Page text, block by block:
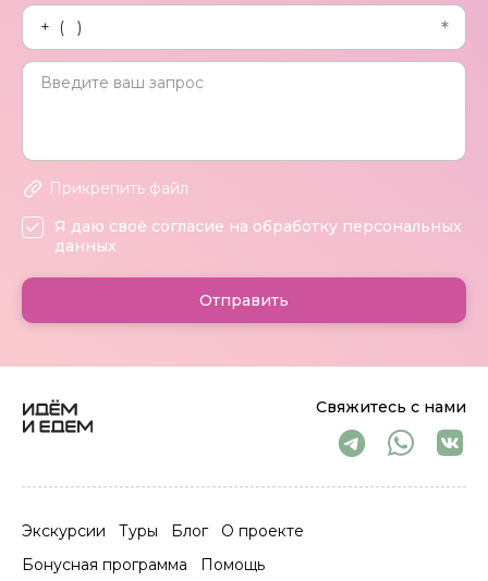
Свяжитесь с нами
Экскурсии Туры Блог
О проекте
Бонусная программа
Помощь
Прикрепить файл
Я даю своё согласие на обработку персональных
данных
Отправить